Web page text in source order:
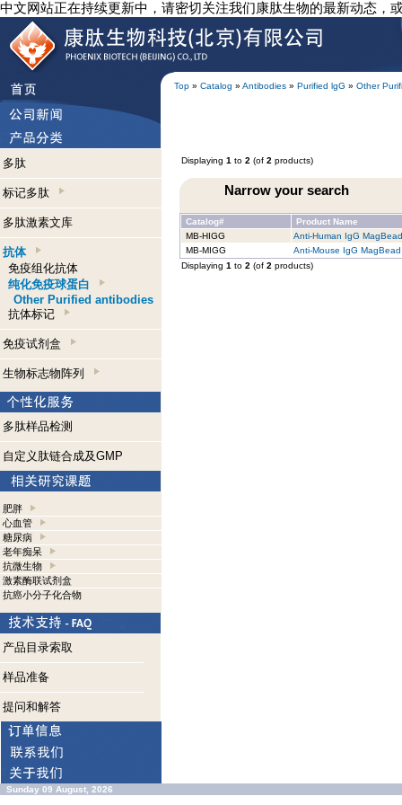
中文网站正在持续更新中，请密切关注我们康肽生物的最新动态，
Top » Catalog » Antibodies » Purified lgG » Other
多肽
标记多肽
多肽激素文库
抗体
免疫组化抗体
纯化免疫球蛋白
Other Purified antibodies
抗体标记
免疫试剂盒
生物标志物阵列
多肽样品检测
自定义肽链合成及GMP
肥胖
心血管
糖尿病
老年痴呆
抗微生物
激素酶联试剂盒
抗癌小分子化合物
产品目录索取
样品准备
提问和解答
Displaying 1 to 2 (of 2 products)
Narrow your search
Catalog#
Product Name
MB-HIGG
Anti-Human IgG MagBead
MB-MIGG
Anti-Mouse IgG MagBead
Displaying 1 to 2 (of 2 products)
Sunday 09 August, 2026